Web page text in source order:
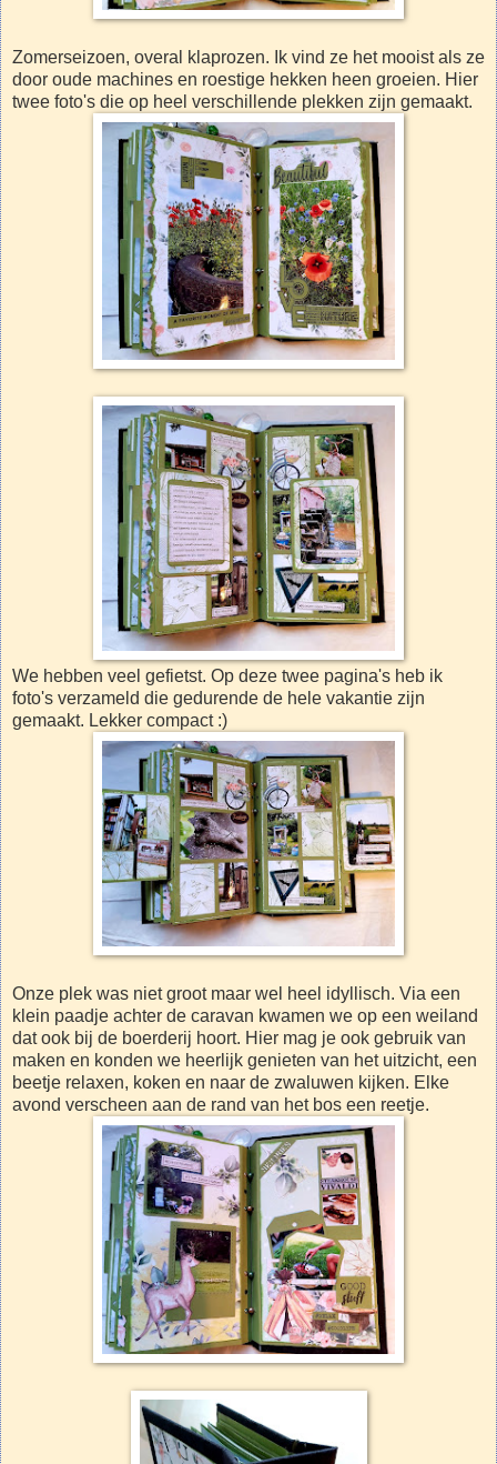
Zomerseizoen, overal klaprozen. Ik vind ze het mooist als ze
door oude machines en roestige hekken heen groeien. Hier
twee foto's die op heel verschillende plekken zijn gemaakt.
We hebben veel gefietst. Op deze twee pagina's heb ik
foto's verzameld die gedurende de hele vakantie zijn
gemaakt. Lekker compact :)
Onze plek was niet groot maar wel heel idyllisch. Via een
klein paadje achter de caravan kwamen we op een weiland
dat ook bij de boerderij hoort. Hier mag je ook gebruik van
maken en konden we heerlijk genieten van het uitzicht, een
beetje relaxen, koken en naar de zwaluwen kijken. Elke
avond verscheen aan de rand van het bos een reetje.